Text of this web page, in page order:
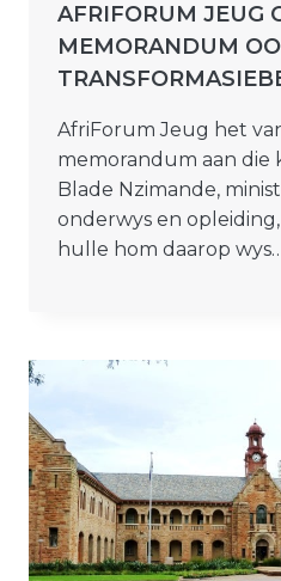
AFRIFORUM JEUG
MEMORANDUM
AfriForum Jeug het
memorandum aan die
Blade Nzimande,
onderwys en
hulle hom daarop